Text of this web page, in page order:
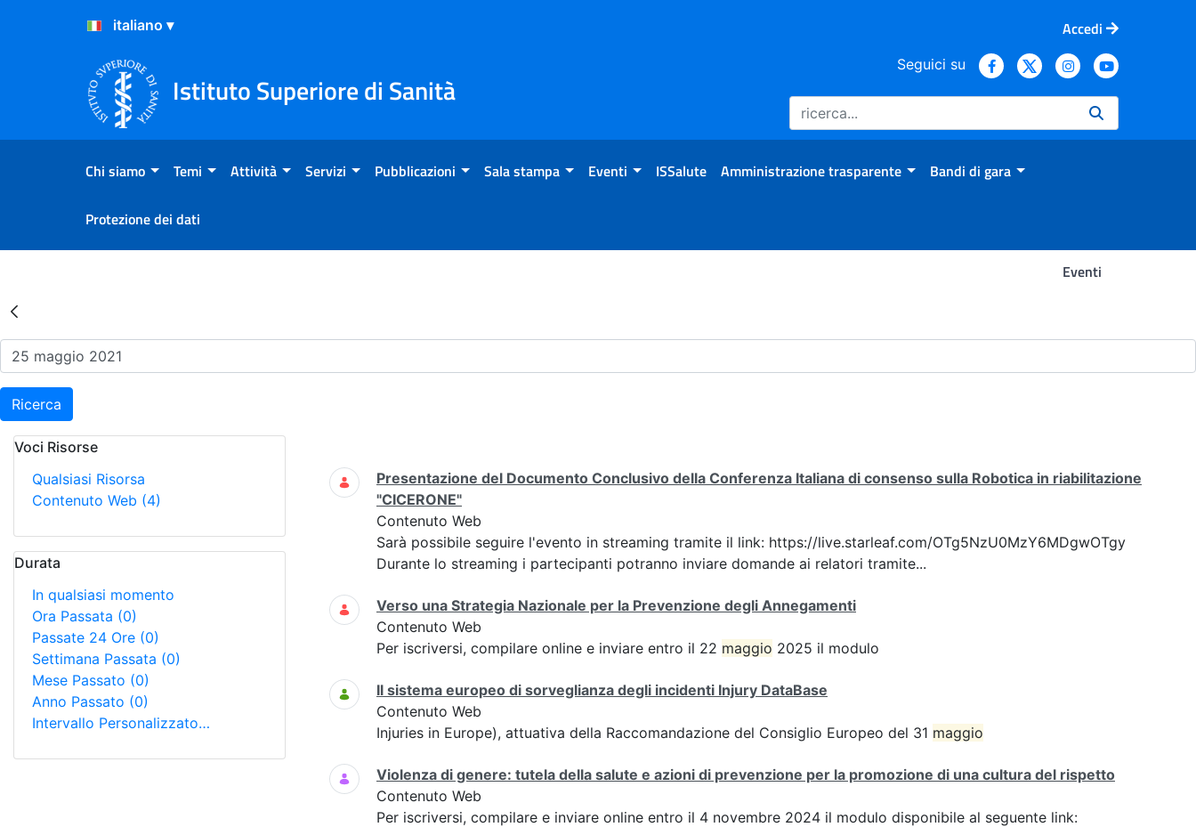
Salta al Contenuto
Salta al Footer
Accedi
Istituto Superiore di Sanità
Seguici su
Chi siamo Temi Attività Servizi Pubblicazioni Sala stampa Eventi ISSalute Amministrazione trasparente Bandi di gara
Protezione dei dati
Eventi
Risultati della Ricerca - Eventi
Ricerca
Voci Risorse
Qualsiasi Risorsa
Contenuto Web (4)
Durata
In qualsiasi momento
Ora Passata (0)
Passate 24 Ore (0)
Settimana Passata (0)
Mese Passato (0)
Anno Passato (0)
Intervallo Personalizzato…
Ricerca
Presentazione del Documento Conclusivo della Conferenza Italiana di consenso sulla Robotica in riabilitazione
"CICERONE"
Contenuto Web
Sarà possibile seguire l'evento in streaming tramite il link: https://live.starleaf.com/OTg5NzU0MzY6MDgwOTgy
Durante lo streaming i partecipanti potranno inviare domande ai relatori tramite...
Verso una Strategia Nazionale per la Prevenzione degli Annegamenti
Contenuto Web
Per iscriversi, compilare online e inviare entro il 22 maggio 2025 il modulo
Il sistema europeo di sorveglianza degli incidenti Injury DataBase
Contenuto Web
Injuries in Europe), attuativa della Raccomandazione del Consiglio Europeo del 31 maggio
Violenza di genere: tutela della salute e azioni di prevenzione per la promozione di una cultura del rispetto
Contenuto Web
Per iscriversi, compilare e inviare online entro il 4 novembre 2024 il modulo disponibile al seguente link: